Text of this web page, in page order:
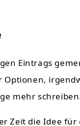
Eintrags
Optionen,
mehr
Zeit die Idee